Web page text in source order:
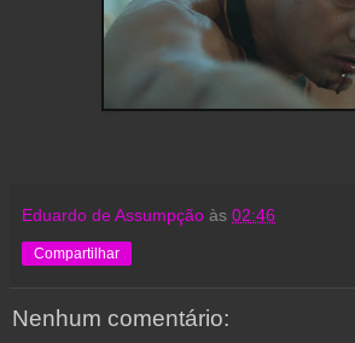
Eduardo de Assumpção às 02:46
Compartilhar
Nenhum comentário: